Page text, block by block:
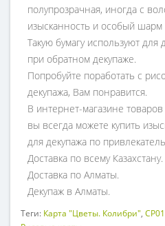
полупрозрачная, иногда с
изысканность и особый шарм
Такую бумагу используют для
при обратном декупаже.
Попробуйте поработать с
декупажа, Вам понравится.
В интернет-магазине
вы всегда можете купить
для декупажа по
Доставка по всему Казахстану.
Доставка по Алматы.
Декупаж в Алматы.
Теги: Карта "Цветы. Колибри",